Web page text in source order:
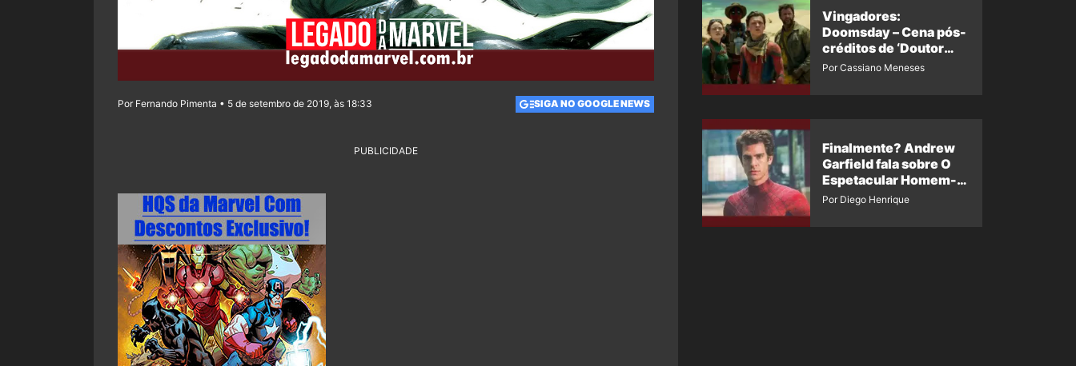
Por Fernando Pimenta • 5 de setembro de 2019, às 18:33 SIGA NO GOOGLE NEWS
PUBLICIDADE
Vingadores:
Doomsday – Cena pós-
créditos de ‘Doutor
Destino’ é revelada
Por Cassiano Meneses
Finalmente? Andrew
Garfield fala sobre O
Espetacular Homem-
Aranha 3
Por Diego Henrique